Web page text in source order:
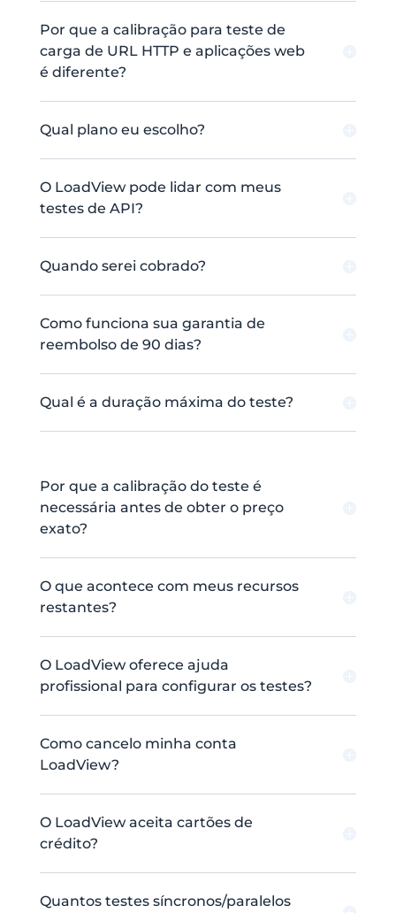
Por que a calibração para teste de
carga de URL HTTP e aplicações web
é diferente?
Qual plano eu escolho?
O LoadView pode lidar com meus
testes de API?
Quando serei cobrado?
Como funciona sua garantia de
reembolso de 90 dias?
Qual é a duração máxima do teste?
Por que a calibração do teste é
necessária antes de obter o preço
exato?
O que acontece com meus recursos
restantes?
O LoadView oferece ajuda
profissional para configurar os testes?
Como cancelo minha conta
LoadView?
O LoadView aceita cartões de
crédito?
Quantos testes síncronos/paralelos